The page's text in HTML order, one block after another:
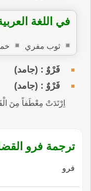
في اللغة
ثوب مفري
فَرْوٌ : (جامد)
فَرْوٌ : (جامد)
اِرْتَدَتْ مِعْطَفاً مِنَ
ترجمة فرو
فرو